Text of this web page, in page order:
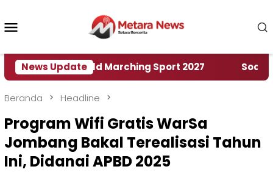
konten
News Update
World Marching Sport 2027 ‎Soal
Beranda Headline
Program Wifi Gratis WarSa
Jombang Bakal Terealisasi Tahun
Ini, Didanai APBD 2025